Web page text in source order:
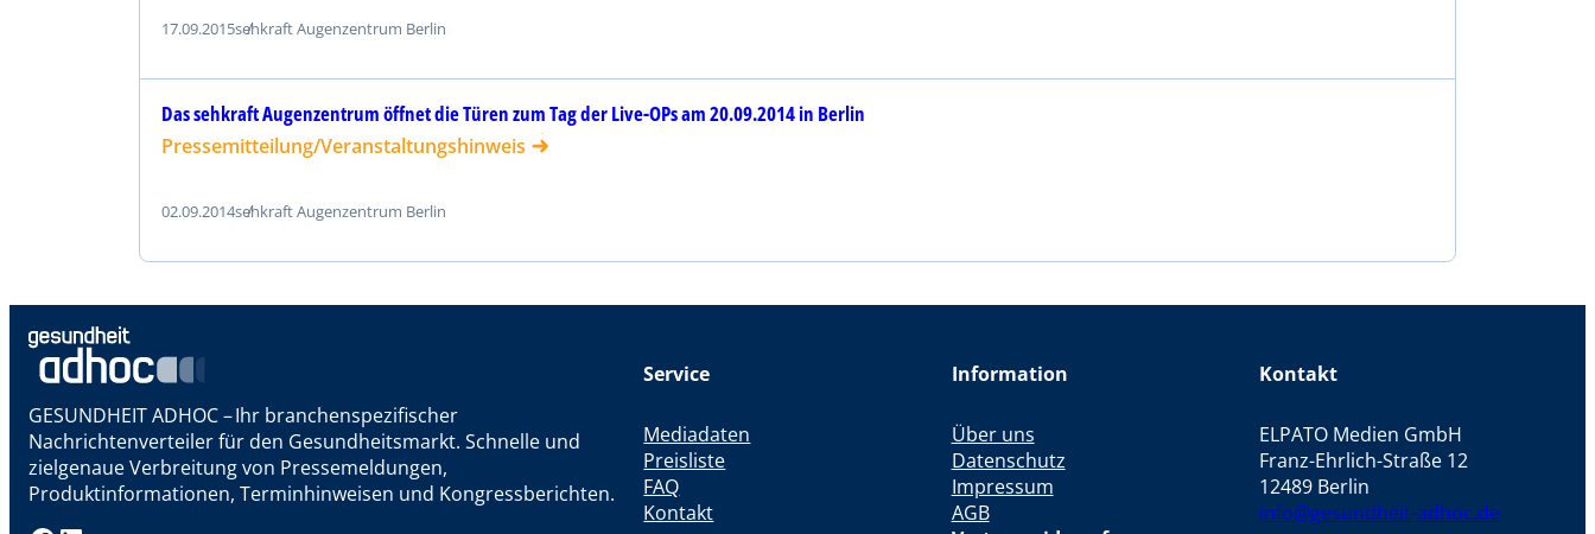
17.09.2015sehkraft Augenzentrum Berlin
02.09.2014sehkraft Augenzentrum Berlin
Das sehkraft Augenzentrum öffnet die Türen zum Tag der Live-OPs am 20.09.2014 in Berlin
Pressemitteilung/Veranstaltungshinweis
GESUNDHEIT ADHOC – Ihr branchenspezifischer
Nachrichtenverteiler für den Gesundheitsmarkt. Schnelle und
zielgenaue Verbreitung von Pressemeldungen,
Produktinformationen, Terminhinweisen und Kongressberichten.
Service
Mediadaten
Preisliste
FAQ
Kontakt
Information
Über uns
Datenschutz
Impressum
AGB
Kontakt
ELPATO Medien GmbH
Franz-Ehrlich-Straße 12
12489 Berlin
info@gesundheit-adhoc.de